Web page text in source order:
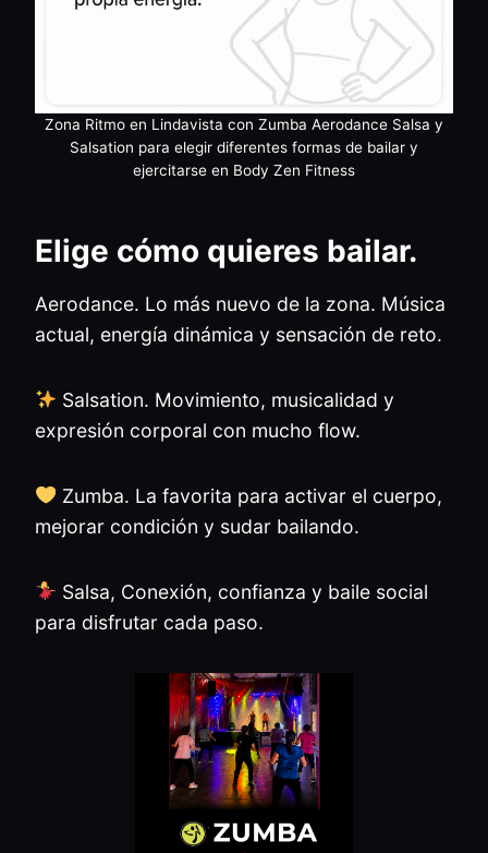
Zona Ritmo en Lindavista con Zumba Aerodance Salsa y
Salsation para elegir diferentes formas de bailar y
ejercitarse en Body Zen Fitness
Elige cómo quieres bailar.
Aerodance. Lo más nuevo de la zona. Música
actual, energía dinámica y sensación de reto.
Salsation. Movimiento, musicalidad y
expresión corporal con mucho flow.
Zumba. La favorita para activar el cuerpo,
mejorar condición y sudar bailando.
Salsa, Conexión, confianza y baile social
para disfrutar cada paso.